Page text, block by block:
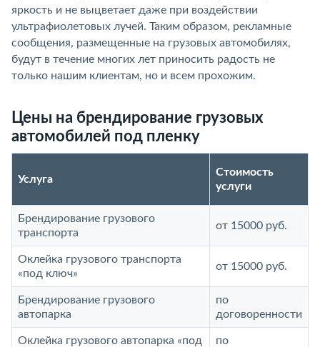
яркость и не выцветает даже при воздействии
ультрафиолетовых лучей. Таким образом, рекламные
сообщения, размещенные на грузовых автомобилях,
будут в течение многих лет приносить радость не
только нашим клиентам, но и всем прохожим.
Цены на брендирование грузовых
автомобилей под пленку
Услуга
Стоимость
услуги
Брендирование грузового
транспорта
от 15000 руб.
Оклейка грузового транспорта
«под ключ»
от 15000 руб.
Брендирование грузового
автопарка
по
договоренности
Оклейка грузового автопарка «под
по